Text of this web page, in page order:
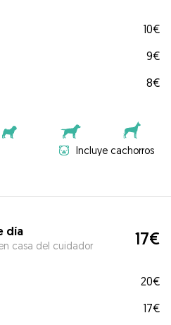
10€
9€
8€
Incluye cachorros
día
casa del cuidador 17€
20€
17€